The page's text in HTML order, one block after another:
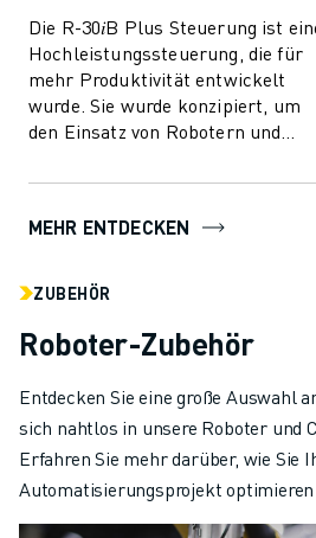
Die R-30𝑖B Plus Steuerung ist
Hochleistungssteuerung, die für
mehr Produktivität entwickelt
wurde. Sie wurde konzipiert, um
den Einsatz von Robotern und
Fertigungsindust...
MEHR ENTDECKEN
ZUBEHÖR
Roboter-Zubehör
Entdecken Sie eine große Auswahl
sich nahtlos in unsere Roboter und
Erfahren Sie mehr darüber, wie Sie
Automatisierungsprojekt optimieren